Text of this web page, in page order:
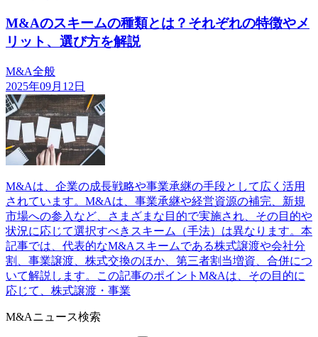
M&Aのスキームの種類とは？それぞれの特徴やメ
リット、選び方を解説
M&A全般
2025年09月12日
M&Aは、企業の成長戦略や事業承継の手段として広く活用
されています。M&Aは、事業承継や経営資源の補完、新規
市場への参入など、さまざまな目的で実施され、その目的や
状況に応じて選択すべきスキーム（手法）は異なります。本
記事では、代表的なM&Aスキームである株式譲渡や会社分
割、事業譲渡、株式交換のほか、第三者割当増資、合併につ
いて解説します。この記事のポイントM&Aは、その目的に
応じて、株式譲渡・事業
M&Aニュース検索